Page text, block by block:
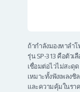
ถ้ากำลังมองหาลํา
รุ่น SP-313 คือตัวเ
เชื่อมต่อไวไม่สะดุ
เหมาะทั้งฟังเพลง
และความคุ้มในรา